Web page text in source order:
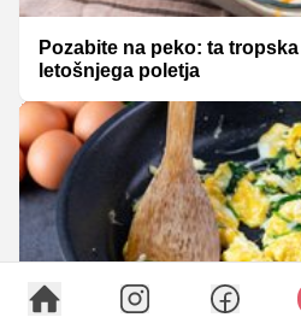
Pozabite na peko: ta
letošnjega poletja